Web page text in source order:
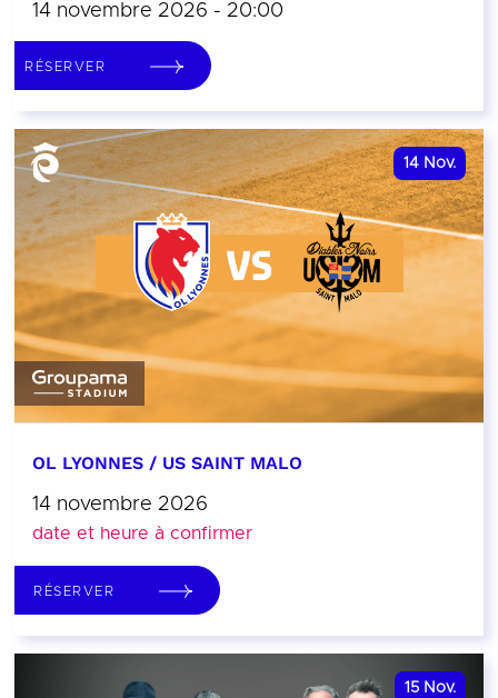
14 novembre 2026 - 20:00
RÉSERVER
14 Nov.
OL LYONNES / US SAINT MALO
14 novembre 2026
date et heure à confirmer
RÉSERVER
15 Nov.